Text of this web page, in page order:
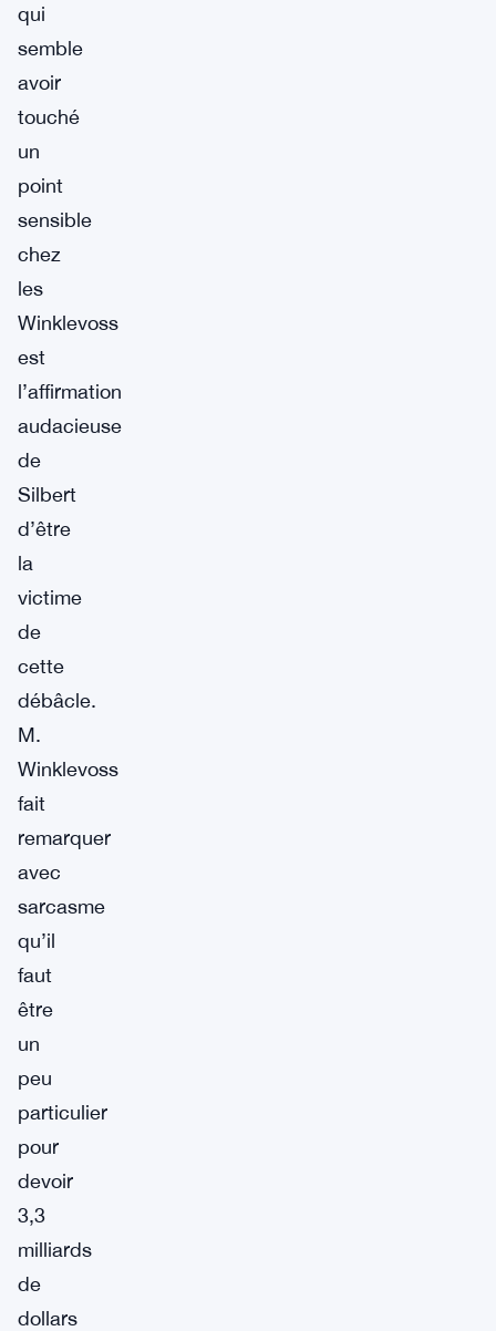
qui
semble
avoir
touché
un
point
sensible
chez
les
Winklevoss
est
l’affirmation
audacieuse
de
Silbert
d’être
la
victime
de
cette
débâcle.
M.
Winklevoss
fait
remarquer
avec
sarcasme
qu’il
faut
être
un
peu
particulier
pour
devoir
3,3
milliards
de
dollars